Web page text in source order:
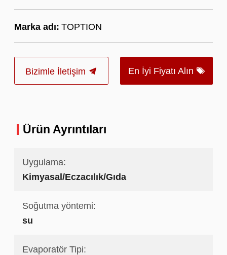
Marka adı: TOPTION
Bizimle İletişim En İyi Fiyatı Alın
Ürün Ayrıntıları
Uygulama:
Kimyasal/Eczacılık/Gıda
Soğutma yöntemi:
su
Evaporatör Tipi: